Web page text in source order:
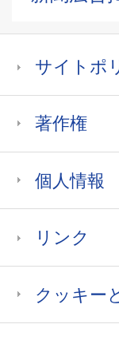
サイトポ
著作権
個人情報
リンク
クッキー